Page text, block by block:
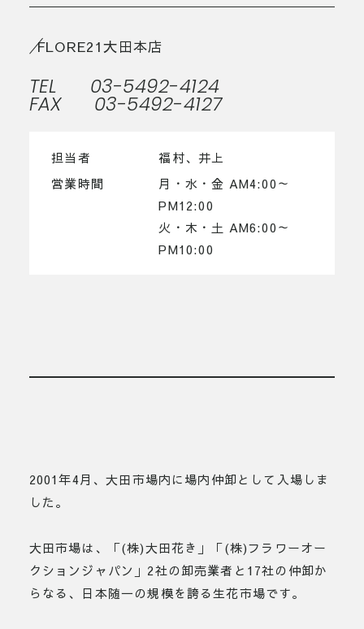
FLORE21大田本店
TEL 03-5492-4124
FAX 03-5492-4127
担当者
福村、井上
営業時間
月・水・金 AM4:00～
PM12:00
火・木・土 AM6:00～
PM10:00
2001年4月、大田市場内に場内仲卸として入場しま
した。
大田市場は、「(株)大田花き」「(株)フラワーオー
クションジャパン」2社の卸売業者と17社の仲卸か
らなる、日本随一の規模を誇る生花市場です。